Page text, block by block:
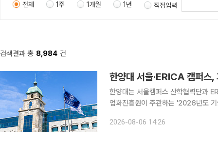
전체 1주 1개월 1년 직접입력
검색결과 총 8,984 건
한양대 서울·ERICA 캠퍼스,
한양대는 서울캠퍼스 산학협력단과
업화진흥원이 주관하는 '2026년도
기술창업을 지원하고, 기관별 기술사
2026-08-06 14:26